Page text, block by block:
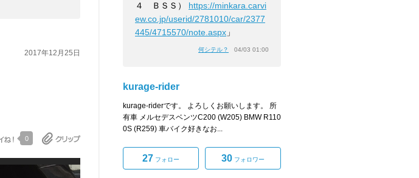
2017年12月25日
0
４ ＢＳＳ） https://minkara.carvi
ew.co.jp/userid/2781010/car/2377
445/4715570/note.aspx 」
何シテル？ 04/03 01:00
kurage-rider
kurage-riderです。 よろしくお願いします。 所
有車 メルセデスベンツC200 (W205) BMW R110
0S (R259) 車バイク好きなお...
27 フォロー 30 フォロワー